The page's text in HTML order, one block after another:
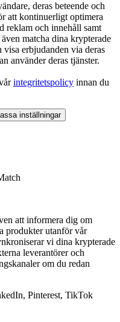
deras beteende och
att kontinuerligt optimera
reklam och innehåll samt
matcha dina krypterade
erbjudanden via deras
använder deras tjänster.
integritetspolicy innan du
inställningar
att informera dig om
produkter utanför vår
vi dina krypterade
leverantörer och
om du redan
Pinterest, TikTok